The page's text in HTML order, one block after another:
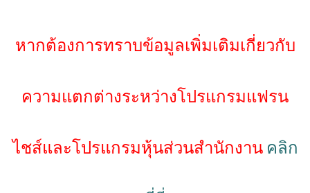
หากต้องการทราบข้อมูลเพิ่มเติมเกี่ยวกับ
ความแตกต่างระหว่างโปรแกรมแฟรน
ไชส์และโปรแกรมหุ้นส่วนสำนักงาน คลิก